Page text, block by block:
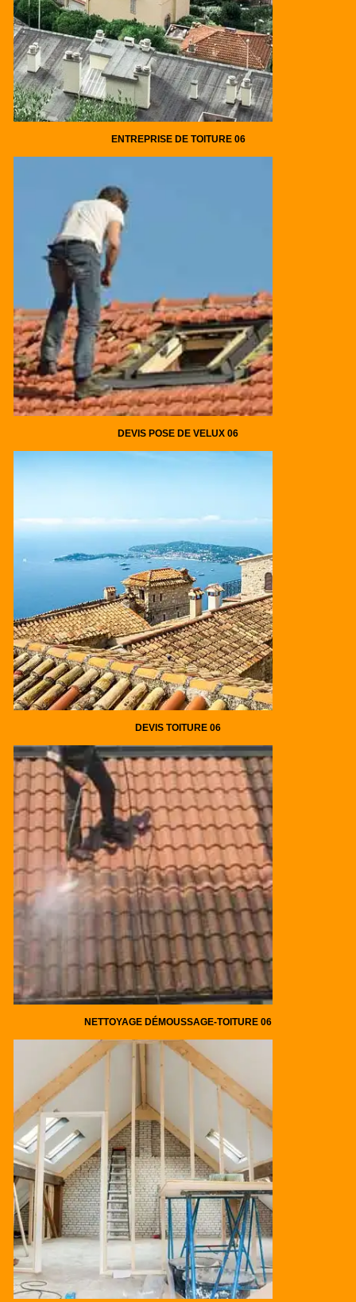
ENTREPRISE DE TOITURE 06
DEVIS POSE DE VELUX 06
DEVIS TOITURE 06
NETTOYAGE DÉMOUSSAGE-TOITURE 06